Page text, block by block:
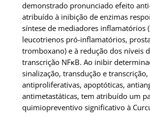
demonstrado pronunciado efeito
atribuído à inibição de enzimas
síntese de mediadores inflamatórios
leucotrienos pró-inflamatórios,
tromboxano) e à redução dos níveis
transcrição NFκB. Ao inibir
sinalização, transdução e
antiproliferativas, apoptóticas,
antimetastáticas, tem atribuído um
quimiopreventivo significativo à